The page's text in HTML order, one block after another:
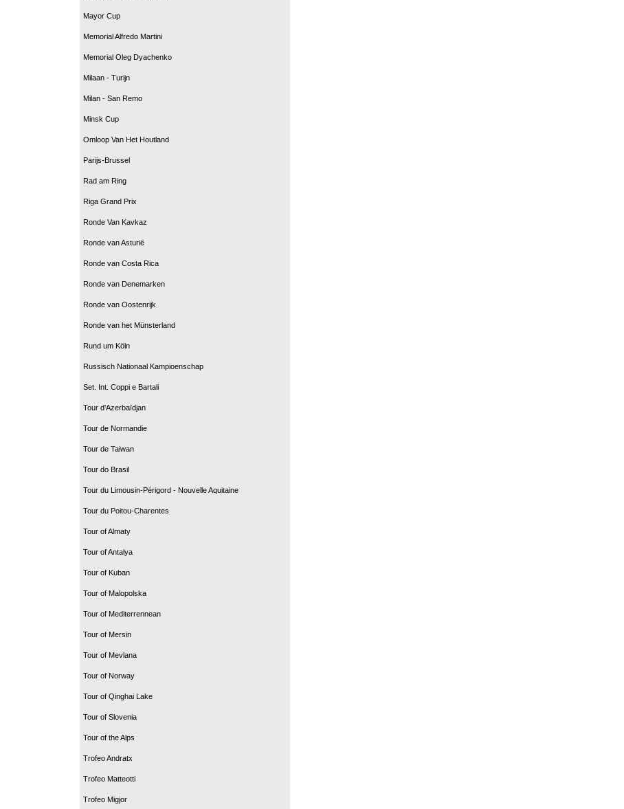
Mayor Cup
Memorial Alfredo Martini
Memorial Oleg Dyachenko
Milaan - Turijn
Milan - San Remo
Minsk Cup
Omloop Van Het Houtland
Parijs-Brussel
Rad am Ring
Riga Grand Prix
Ronde Van Kavkaz
Ronde van Asturië
Ronde van Costa Rica
Ronde van Denemarken
Ronde van Oostenrijk
Ronde van het Münsterland
Rund um Köln
Russisch Nationaal Kampioenschap
Set. Int. Coppi e Bartali
Tour d'Azerbaïdjan
Tour de Normandie
Tour de Taiwan
Tour do Brasil
Tour du Limousin-Périgord - Nouvelle Aquitaine
Tour du Poitou-Charentes
Tour of Almaty
Tour of Antalya
Tour of Kuban
Tour of Malopolska
Tour of Mediterrennean
Tour of Mersin
Tour of Mevlana
Tour of Norway
Tour of Qinghai Lake
Tour of Slovenia
Tour of the Alps
Trofeo Andratx
Trofeo Matteotti
Trofeo Migjor